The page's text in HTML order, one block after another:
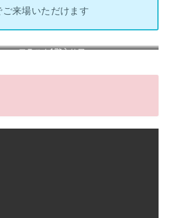
来場いただけます
フラスク1階入り口